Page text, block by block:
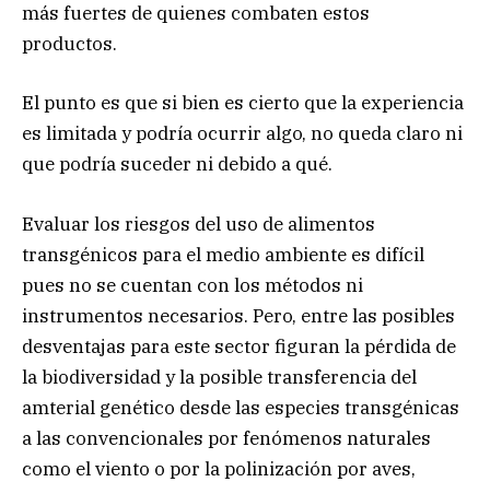
más fuertes de quienes combaten estos
productos.
El punto es que si bien es cierto que la experiencia
es limitada y podría ocurrir algo, no queda claro ni
que podría suceder ni debido a qué.
Evaluar los riesgos del uso de alimentos
transgénicos para el medio ambiente es difícil
pues no se cuentan con los métodos ni
instrumentos necesarios. Pero, entre las posibles
desventajas para este sector figuran la pérdida de
la biodiversidad y la posible transferencia del
amterial genético desde las especies transgénicas
a las convencionales por fenómenos naturales
como el viento o por la polinización por aves,